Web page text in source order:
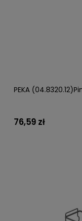
PEKA
76,59 zł